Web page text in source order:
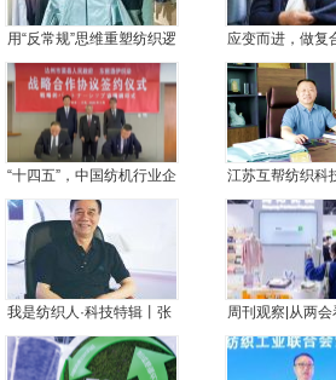
用“反常规”思维重塑纺织逻
辑——专访绍兴艾法纺织
品有限公司总经理张玉明
应变而进，做复
干派——专访绍
区华舍政伟纺织
司总经理鲁正伟
“十四五”，中国纺机行业企
业这样走过！
江苏互帮纺织科
司董事长任长邦
助，打造国产莱
品牌
我是纺织人·科技特辑丨张
国良：从车间里走出来的
科学家
周刊观察|从两会
群：“共享智造”